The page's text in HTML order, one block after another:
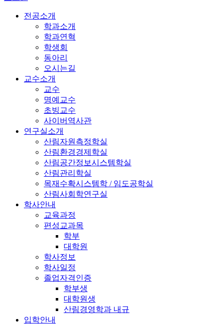
전공소개
학과소개
학과연혁
학생회
동아리
오시는길
교수소개
교수
명예교수
초빙교수
사이버역사관
연구실소개
산림자원측정학실
산림환경경제학실
산림공간정보시스템학실
산림관리학실
목재수확시스템학 / 임도공학실
산림사회학연구실
학사안내
교육과정
편성교과목
학부
대학원
학사정보
학사일정
졸업자격인증
학부생
대학원생
산림경영학과 내규
입학안내